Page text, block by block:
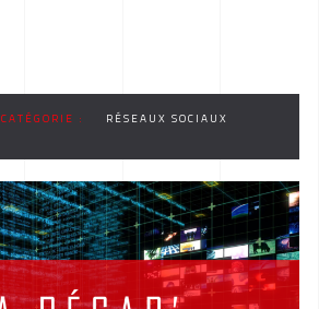
CATÉGORIE :
RÉSEAUX SOCIAUX